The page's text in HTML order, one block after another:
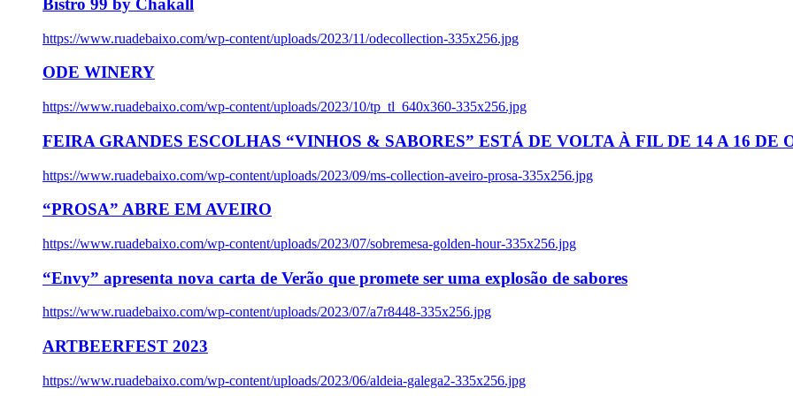
Bistro 99 by Chakall
https://www.ruadebaixo.com/wp-content/uploads/2023/11/odecollection-335x256.jpg
ODE WINERY
https://www.ruadebaixo.com/wp-content/uploads/2023/10/tp_tl_640x360-335x256.jpg
FEIRA GRANDES ESCOLHAS “VINHOS & SABORES” ESTÁ DE VOLTA À FIL DE 14 A 16 DE
https://www.ruadebaixo.com/wp-content/uploads/2023/09/ms-collection-aveiro-prosa-335x256.jpg
“PROSA” ABRE EM AVEIRO
https://www.ruadebaixo.com/wp-content/uploads/2023/07/sobremesa-golden-hour-335x256.jpg
“Envy” apresenta nova carta de Verão que promete ser uma explosão de sabores
https://www.ruadebaixo.com/wp-content/uploads/2023/07/a7r8448-335x256.jpg
ARTBEERFEST 2023
https://www.ruadebaixo.com/wp-content/uploads/2023/06/aldeia-galega2-335x256.jpg